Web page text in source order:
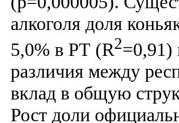
алкоголя доля
5,0% в РТ (R2
различия между
вклад в общую
Рост доли